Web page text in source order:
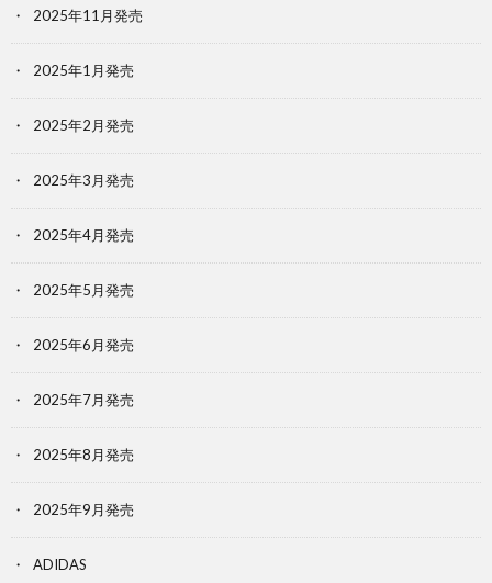
2025年11月発売
2025年1月発売
2025年2月発売
2025年3月発売
2025年4月発売
2025年5月発売
2025年6月発売
2025年7月発売
2025年8月発売
2025年9月発売
ADIDAS